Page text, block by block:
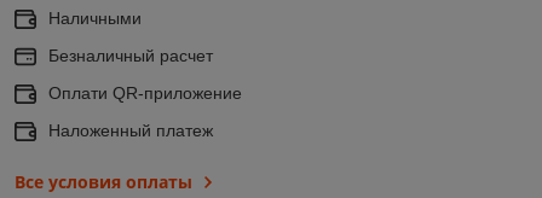
Наличными
Безналичный расчет
Оплати QR-приложение
Наложенный платеж
Все условия оплаты